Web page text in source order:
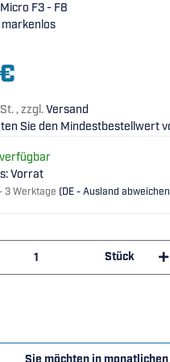
Micro F3 - F8
markenlos
, zzgl.Versand
Sie den Mindestbestellwert
Vorrat
3 Werktage (DE - Ausland
Stück